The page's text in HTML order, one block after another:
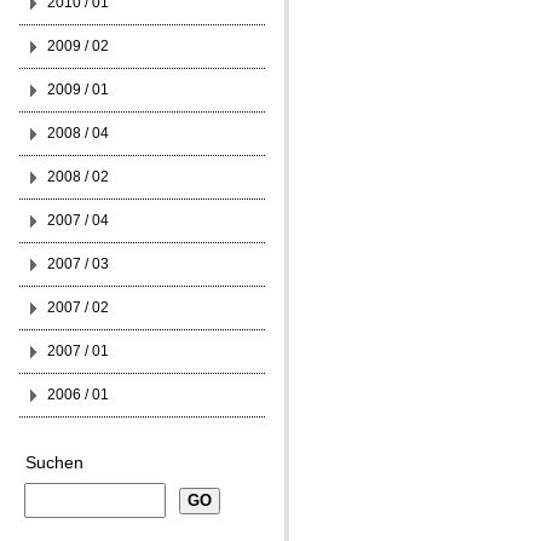
2009 / 02
2009 / 01
2008 / 04
2008 / 02
2007 / 04
2007 / 03
2007 / 02
2007 / 01
2006 / 01
Suchen